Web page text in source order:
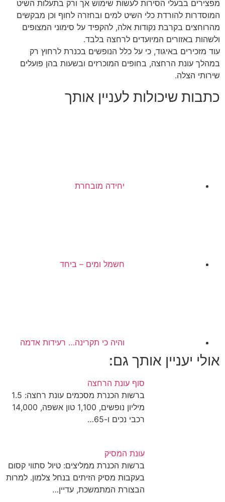
מפצירים בבעלי הסירות לעשות שימוש אך ורק בתעלות השיט
המוסדרות להורדת כלי השיט למים ובחזרה לחוף וכן מבקשים
מהרוחצים בקרבת נקודות אלה, להקפיד על סימוני המצופים
ולשהות באזורים המיועדים לרחצה בלבד.
עוד מזכירים באיגוד, כי על כלל הנופשים בכנרת לרחוץ רק
במהלך עונת הרחצה, בחופים המוכרזים ובשעות בהן פועלים
שירותי הצלה.
כתבות שיכולות לעניין אותך
יחידה מובחרת
חשמל ומים – ביחד
והיה כי תקרינה… רעידות אדמה
אולי יעניין אותך גם:
סוף עונת הרחצה
ברשות הכנרת מסכמים עונת רחצה: 1.5
מיליון נופשים, 1,100 טון אשפה, 14,000
רכבי נכים ו-65…
עונת המסיק
ברשות הכנרת ממליצים: טיול סתווי קסום
בעקבות מסיק הזיתים בנחל צלמון. למרות
הבצורת המתמשכת, עדיין…